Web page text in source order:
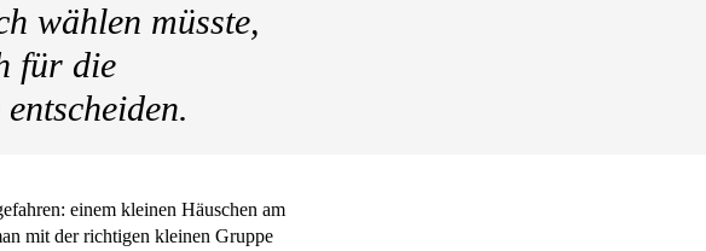
wählen müsste,
für die
einem kleinen Häuschen am
mit der richtigen kleinen Gruppe